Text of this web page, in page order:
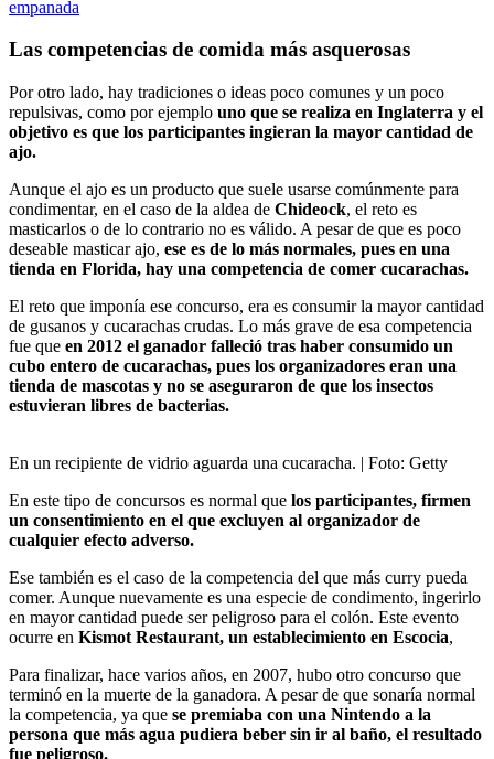
empanada
Las competencias de comida más asquerosas
Por otro lado, hay tradiciones o ideas poco comunes y un poco
repulsivas, como por ejemplo uno que se realiza en Inglaterra y el
objetivo es que los participantes ingieran la mayor cantidad de
ajo.
Aunque el ajo es un producto que suele usarse comúnmente para
condimentar, en el caso de la aldea de Chideock, el reto es
masticarlos o de lo contrario no es válido. A pesar de que es poco
deseable masticar ajo, ese es de lo más normales, pues en una
tienda en Florida, hay una competencia de comer cucarachas.
El reto que imponía ese concurso, era es consumir la mayor cantidad
de gusanos y cucarachas crudas. Lo más grave de esa competencia
fue que en 2012 el ganador falleció tras haber consumido un
cubo entero de cucarachas, pues los organizadores eran una
tienda de mascotas y no se aseguraron de que los insectos
estuvieran libres de bacterias.
En un recipiente de vidrio aguarda una cucaracha. | Foto: Getty
En este tipo de concursos es normal que los participantes, firmen
un consentimiento en el que excluyen al organizador de
cualquier efecto adverso.
Ese también es el caso de la competencia del que más curry pueda
comer. Aunque nuevamente es una especie de condimento, ingerirlo
en mayor cantidad puede ser peligroso para el colón. Este evento
ocurre en Kismot Restaurant, un establecimiento en Escocia,
Para finalizar, hace varios años, en 2007, hubo otro concurso que
terminó en la muerte de la ganadora. A pesar de que sonaría normal
la competencia, ya que se premiaba con una Nintendo a la
persona que más agua pudiera beber sin ir al baño, el resultado
fue peligroso.